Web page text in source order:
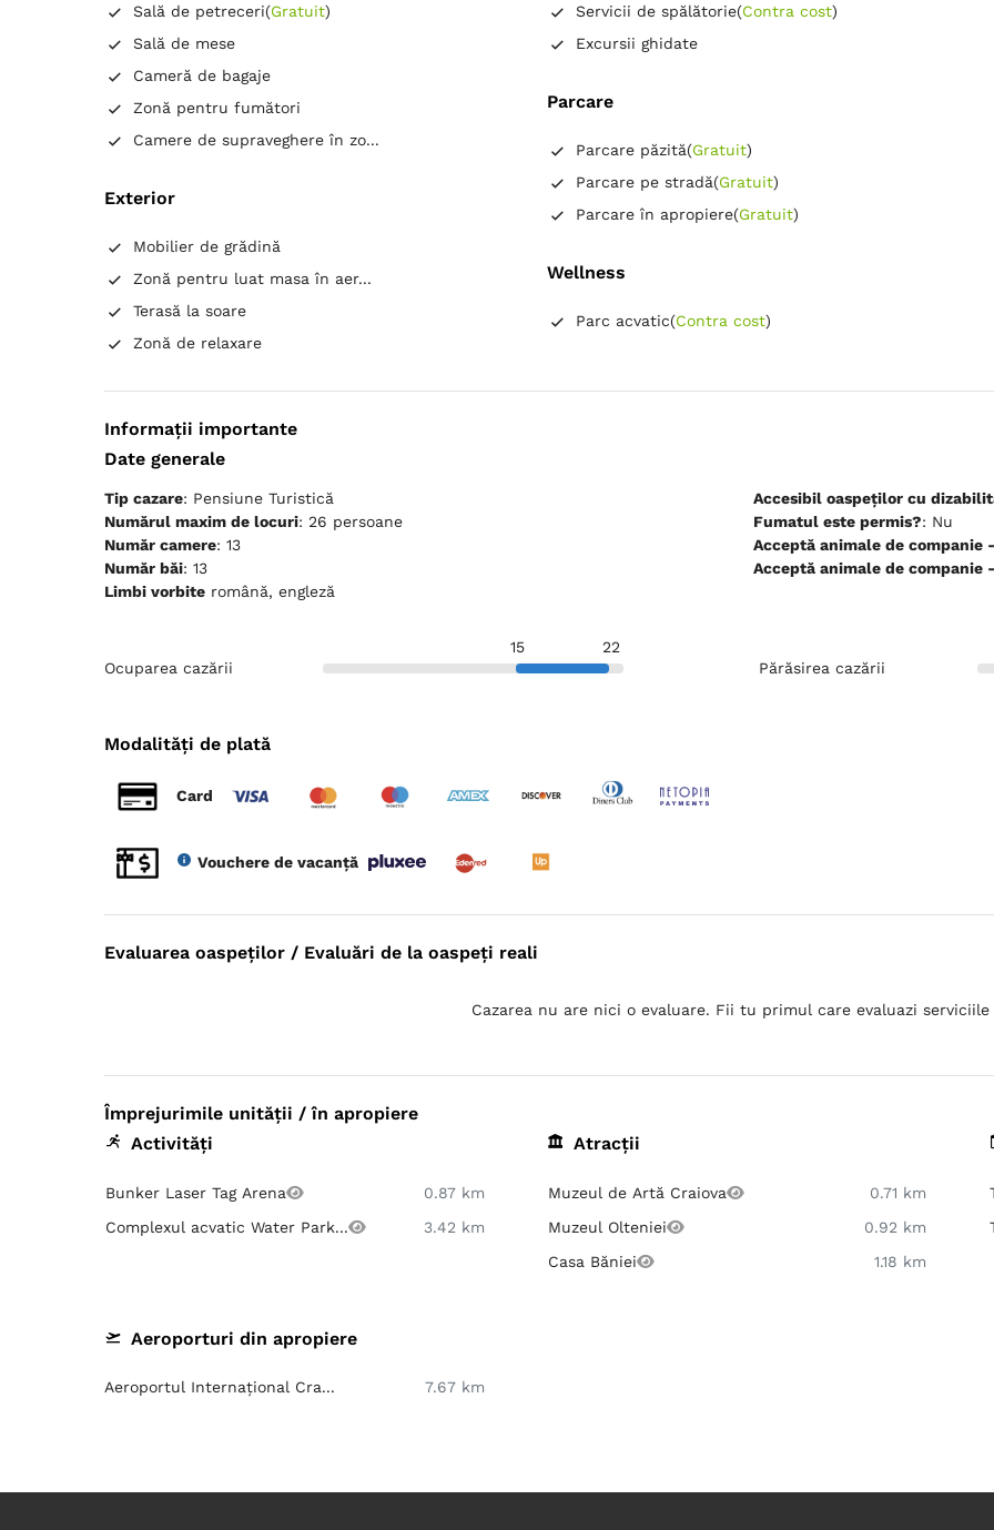
TV cu ecran plat
Sală de petreceri(Gratuit)
Sală de mese
Cameră de bagaje
Zonă pentru fumători
Camere de supraveghere în zo...
Exterior
Mobilier de grădină
Zonă pentru luat masa în aer...
Terasă la soare
Zonă de relaxare
Servicii de spălătorie(Contra cost)
Excursii ghidate
Parcare
Parcare păzită(Gratuit)
Parcare pe stradă(Gratuit)
Parcare în apropiere(Gratuit)
Wellness
Parc acvatic(Contra cost)
Informații importante
Date generale
Tip cazare: Pensiune Turistică
Numărul maxim de locuri: 26 persoane
Număr camere: 13
Număr băi: 13
Limbi vorbite română, engleză
Accesibil oaspeților cu
Fumatul este permis?
: Nu
Ocuparea cazării
15
22
Părăsirea cazării
Modalități de plată
Card
Vouchere de vacanță
Evaluarea oaspeților / Evaluări de la oaspeți reali
Cazarea nu are nici o evaluare. Fii tu primul care evaluazi serviciile
Împrejurimile unității / în apropiere
Activități
Bunker Laser Tag Arena
0.87 km
Complexul acvatic Water Park...
3.42 km
Atracții
Muzeul de Artă Craiova
0.71 km
Muzeul Olteniei
0.92 km
Casa Băniei
1.18 km
Aeroporturi din apropiere
Aeroportul Internațional Cra... 7.67 km